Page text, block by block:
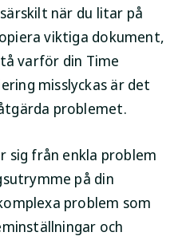
när du litar på
viktiga dokument,
varför din Time
misslyckas är det
problemet.
sig från enkla problem
på din
problem som
och